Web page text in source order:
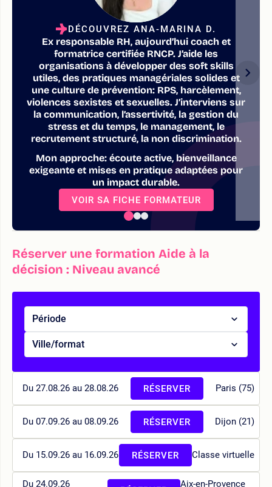
DÉCOUVREZ ANA-MARINA D.
Ex responsable RH, aujourd’hui coach et
formatrice certifiée RNCP. J’aide les
organisations à développer des soft skills
utiles, des pratiques managériales solides et
une culture de prévention: RPS, harcèlement,
violences sexistes et sexuelles. J’interviens sur
la communication, l’assertivité, la gestion du
stress et du temps, le management, le
recrutement structuré, la non discrimination.
Mon approche: écoute active, bienveillance
exigeante et mises en pratique adaptées pour
un impact durable.
VOIR SA FICHE FORMATEUR
Réserver une formation Aide à la
décision : Niveau avancé
Période
Ville/format
Du 27.08.26 au 28.08.26 Paris (75)
RÉSERVER
Du 07.09.26 au 08.09.26 Dijon (21)
RÉSERVER
Du 15.09.26 au 16.09.26 Classe virtuelle
RÉSERVER
Du 24.09.26
Aix-en-Provence